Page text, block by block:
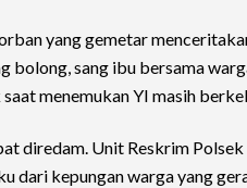
yang gemetar
bolong, sang ibu bersama
menemukan YI masih
diredam. Unit Reskrim
dari kepungan warga yang